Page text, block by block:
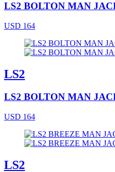
LS2 BOLTON MAN
USD 164
LS2
LS2 BOLTON MAN
USD 164
LS2